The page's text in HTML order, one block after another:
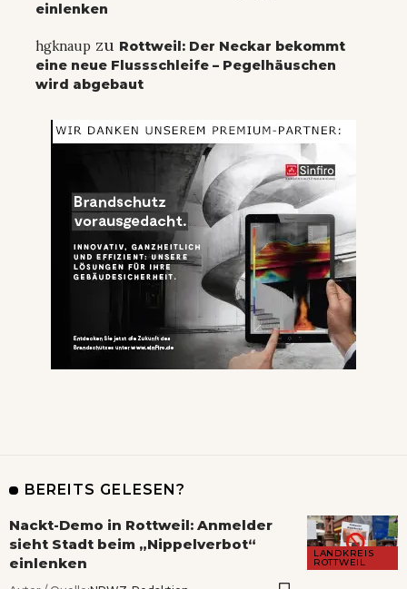
einlenken
hgknaup zu Rottweil: Der Neckar bekommt
eine neue Flussschleife – Pegelhäuschen
wird abgebaut
BEREITS GELESEN?
LANDKREIS
ROTTWEIL
Nackt-Demo in Rottweil: Anmelder
sieht Stadt beim „Nippelverbot“
einlenken